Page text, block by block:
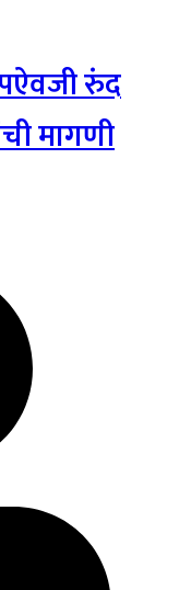
रुंद
मागणी